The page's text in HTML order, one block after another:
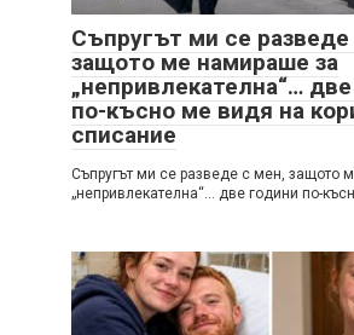
Съпругът ми се
защото ме намираше за
„непривлекателна“…
по-късно ме видя на
списание
Съпругът ми се разведе с мен, защото
„непривлекателна“… две години по-